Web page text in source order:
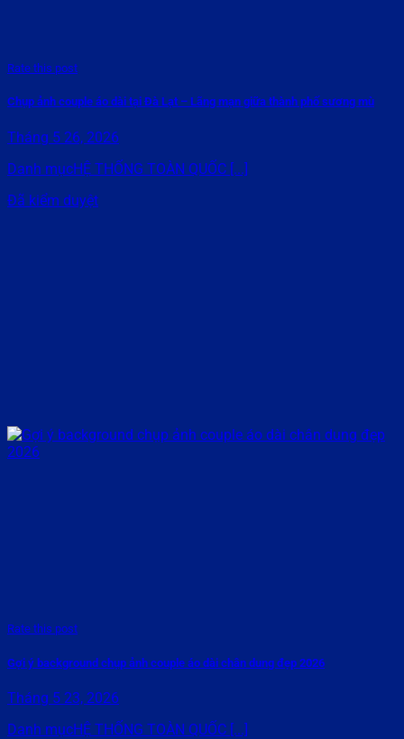
Rate this post
Chụp ảnh couple áo dài tại Đà Lạt – Lãng mạn giữa thành phố sương mù
Tháng 5 26, 2026
Danh mụcHỆ THỐNG TOÀN QUỐC [...]
Đã kiểm duyệt
Rate this post
Gợi ý background chụp ảnh couple áo dài chân dung đẹp 2026
Tháng 5 23, 2026
Danh mụcHỆ THỐNG TOÀN QUỐC [...]